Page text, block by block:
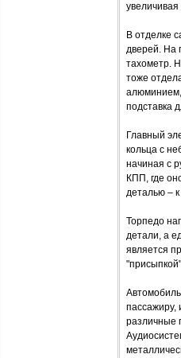
В отделке
дверей. На
тахометр.
тоже
алюминием,
подставка
Главный
кольца с
начиная с
КПП, где
деталью –
Торпедо
детали, а
является
пассажиру,
различные